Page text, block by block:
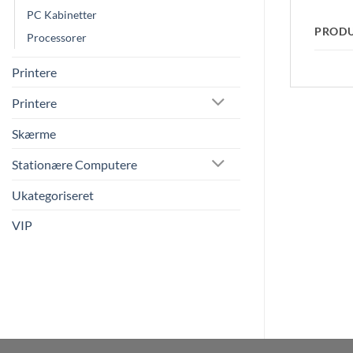
PC Kabinetter
Processorer
Printere
Printere
Skærme
Stationære Computere
Ukategoriseret
VIP